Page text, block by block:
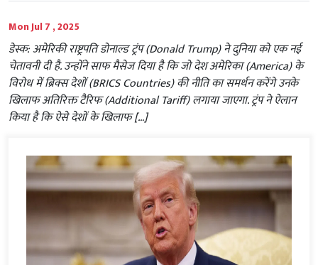
Mon Jul 7 , 2025
डेस्क: अमेरिकी राष्ट्रपति डोनाल्ड ट्रंप (Donald Trump) ने दुनिया को एक नई
चेतावनी दी है. उन्होंने साफ मैसेज दिया है कि जो देश अमेरिका (America) के
विरोध में ब्रिक्स देशों (BRICS Countries) की नीति का समर्थन करेंगे उनके
खिलाफ अतिरिक्त टैरिफ (Additional Tariff) लगाया जाएगा. ट्रंप ने ऐलान
किया है कि ऐसे देशों के खिलाफ […]